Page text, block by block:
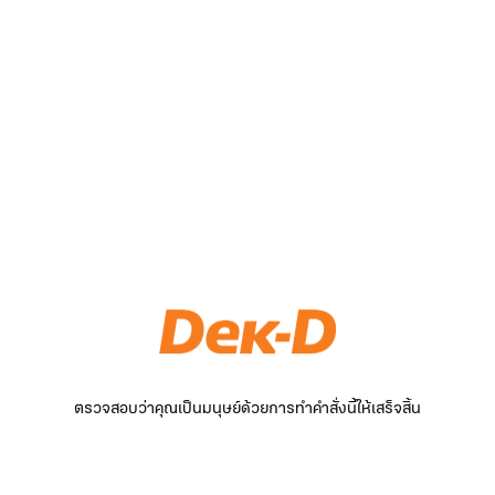
ตรวจสอบว่าคุณเป็นมนุษย์ด้วยการทำคำสั่งนี้ให้เสร็จสิ้น